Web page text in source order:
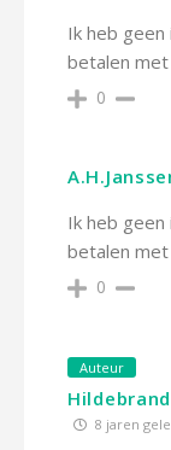
Ik heb geen
betalen
0
Ik heb
betalen
0
Auteur
8 jaren